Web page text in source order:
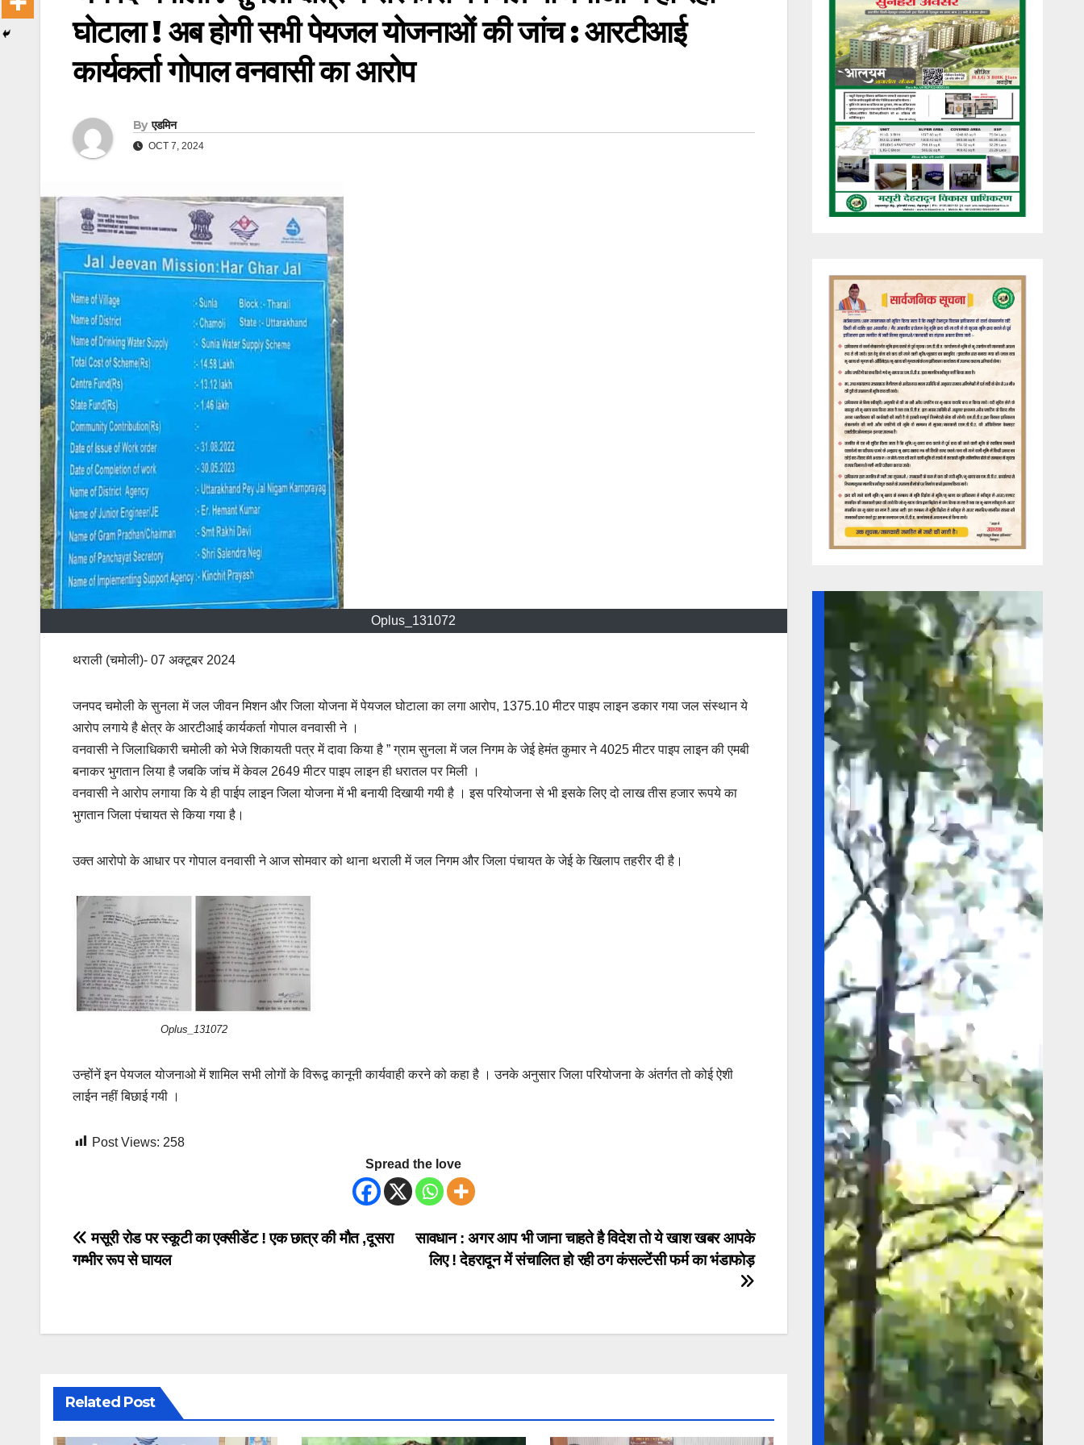
घोटाला ! अब होगी सभी पेयजल योजनाओं की जांच : आरटीआई
कार्यकर्ता गोपाल वनवासी का आरोप
By एडमिन
OCT 7, 2024
Oplus_131072
थराली (चमोली)- 07 अक्टूबर 2024
जनपद चमोली के सुनला में जल जीवन मिशन और जिला योजना में पेयजल घोटाला का लगा आरोप, 1375.10 मीटर पाइप लाइन डकार गया जल संस्थान ये
आरोप लगाये है क्षेत्र के आरटीआई कार्यकर्ता गोपाल वनवासी ने ।
वनवासी ने जिलाधिकारी चमोली को भेजे शिकायती पत्र में दावा किया है ” ग्राम सुनला में जल निगम के जेई हेमंत कुमार ने 4025 मीटर पाइप लाइन की एमबी
बनाकर भुगतान लिया है जबकि जांच में केवल 2649 मीटर पाइप लाइन ही धरातल पर मिली ।
वनवासी ने आरोप लगाया कि ये ही पाईप लाइन जिला योजना में भी बनायी दिखायी गयी है । इस परियोजना से भी इसके लिए दो लाख तीस हजार रूपये का
भुगतान जिला पंचायत से किया गया है।
उक्त आरोपो के आधार पर गोपाल वनवासी ने आज सोमवार को थाना थराली में जल निगम और जिला पंचायत के जेई के खिलाप तहरीर दी है।
Oplus_131072
उन्होंनें इन पेयजल योजनाओ में शामिल सभी लोगों के विरूद्व कानूनी कार्यवाही करने को कहा है । उनके अनुसार जिला परियोजना के अंतर्गत तो कोई ऐशी
लाईन नहीं बिछाई गयी ।
Post Views: 258
Spread the love
Post
navigation
सावधान : अगर आप भी जाना चाहते है विदेश तो ये खाश खबर आपके
लिए ! देहरादून में संचालित हो रही ठग कंसल्टेंसी फर्म का भंडाफोड़
मसूरी रोड पर स्कूटी का एक्सीडेंट ! एक छात्र की मौत ,दूसरा
गम्भीर रूप से घायल
Related Post